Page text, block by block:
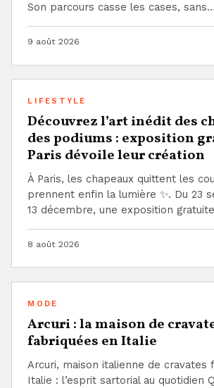
Son parcours casse les cases, sans…
9 août 2026
LIFESTYLE
Découvrez l’art inédit des
des podiums : exposition
Paris dévoile leur création
À Paris, les chapeaux quittent les
prennent enfin la lumière ✨. Du 23
13 décembre, une exposition
8 août 2026
MODE
Arcuri : la maison de
fabriquées en Italie
Arcuri, maison italienne de cravates
Italie : l’esprit sartorial au quotidien